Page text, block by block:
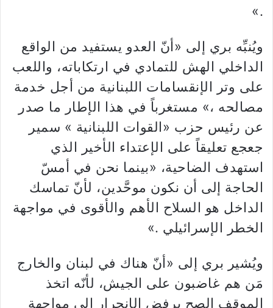
.»
ويُنبِّه بري إلى «أنّ العدو يستفيد من الواقع
الداخلي الهش للتمادي في ارتكاباته، واللعب
على وتر الإنقسامات اللبنانية من أجل خدمة
مصالحه ،» مستغرباً في هذا الإطار ما صدر
عن رئيس حزب «القوات اللبنانية » سمير
جعجع تعليقاً على الإعتداء الأخير الذي
استهدف الضاحية، «بينما نحن في أمسّ
الحاجة إلى أن نكون موحَّدين، لأنّ تماسك
الداخل هو السلاح الأهم والأقوى في مواجهة
الخطر الإسرائيلي .»
ويُشير بري إلى «أنّ هناك في لبنان والخارج
مَن هم غاضبون على الجيش، لأنّه اتخذ
الموقف الصح برفض الإنجرار إلى مواجهة